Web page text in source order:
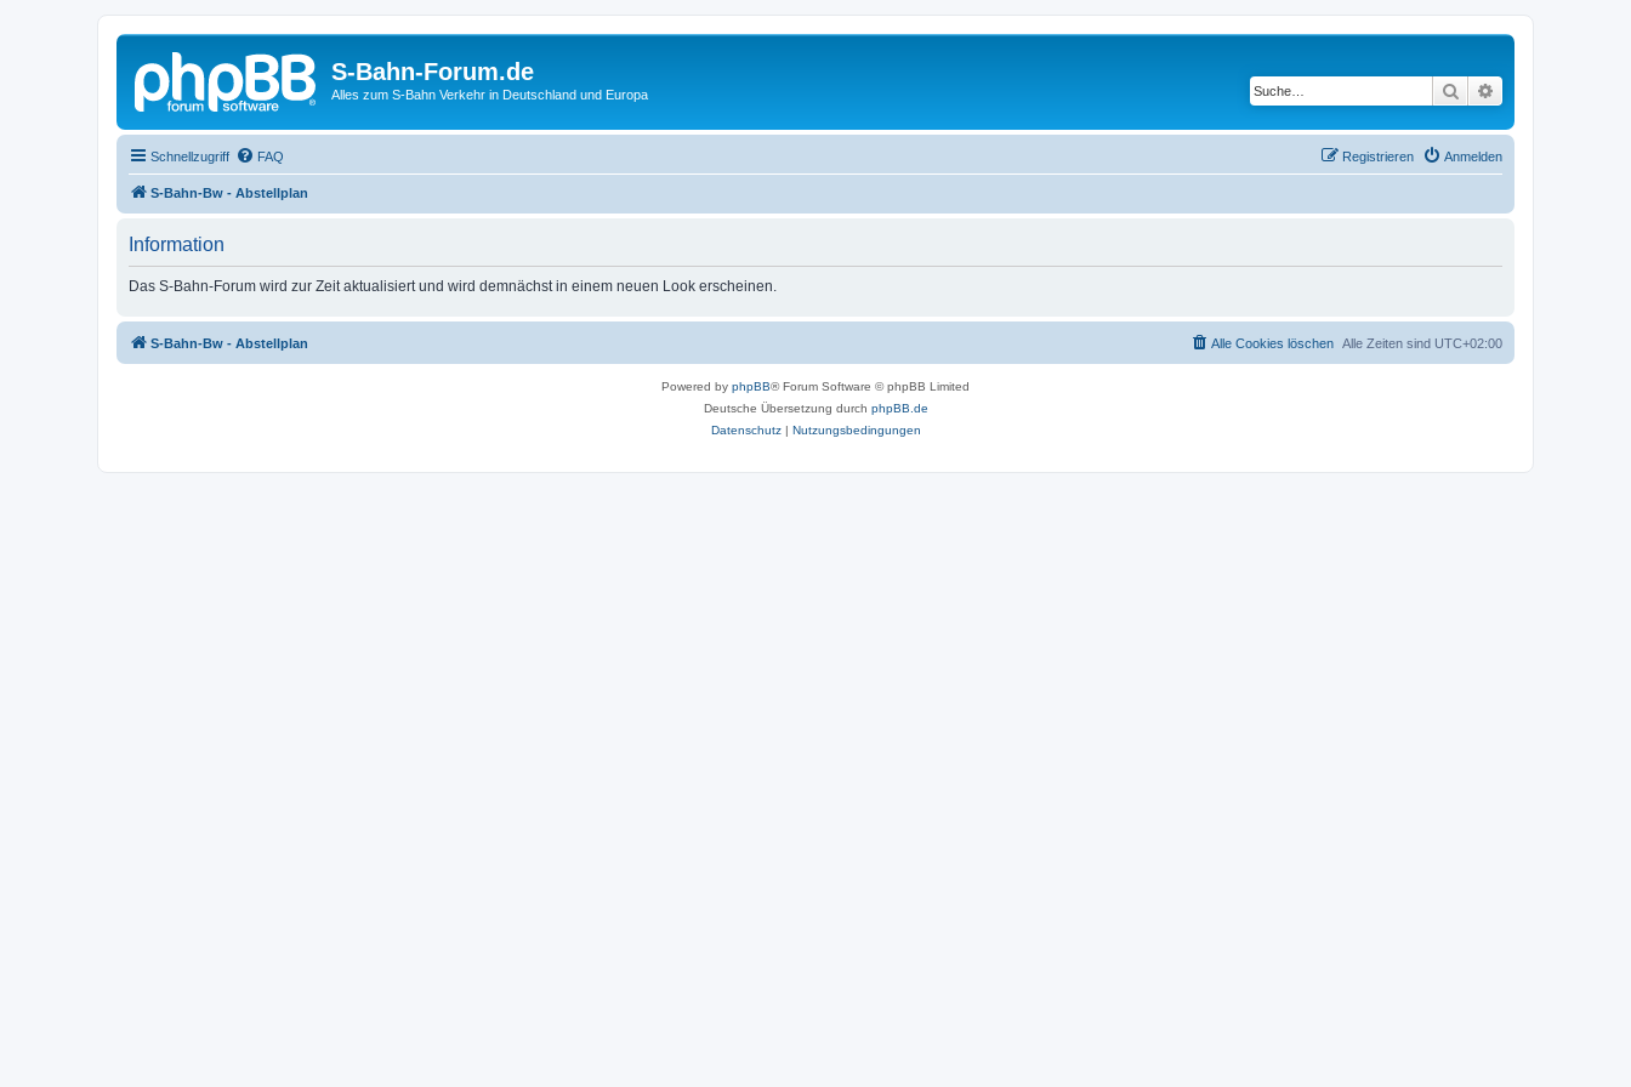
S-Bahn-Forum.de
Alles zum S-Bahn Verkehr in Deutschland und Europa Suche
Schnellzugriff FAQ Anmelden
Registrieren
S-Bahn-Bw - Abstellplan
Information
Das S-Bahn-Forum wird zur Zeit aktualisiert und wird demnächst in einem neuen Look erscheinen.
S-Bahn-Bw - Abstellplan Alle Zeiten sind UTC+02:00
Alle Cookies löschen
Powered by phpBB® Forum Software © phpBB Limited
Deutsche Übersetzung durch phpBB.de
Datenschutz| Nutzungsbedingungen